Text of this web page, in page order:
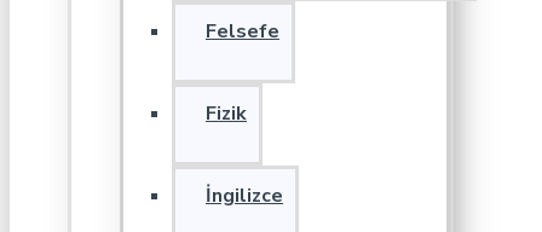
Felsefe
Fizik
İngilizce